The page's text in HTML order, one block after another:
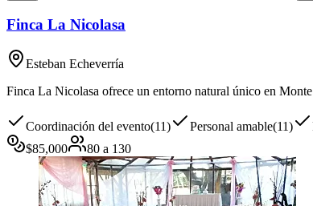
Finca La Nicolasa
Esteban Echeverría
Finca La Nicolasa ofrece un entorno natural único en
Coordinación del evento(11) Personal amable(11)
$85,000 80 a 130